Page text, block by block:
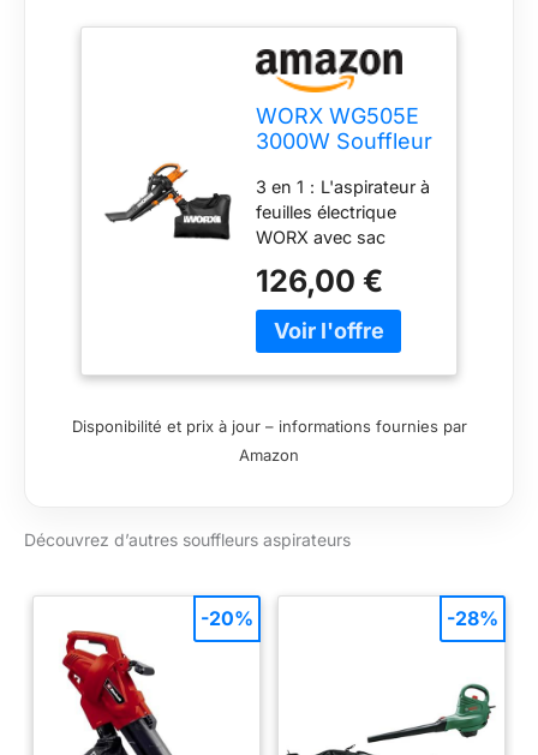
WORX WG505E
3000W Souffleur
Electrique
Aspirateur à
Feuilles 3 en 1
avec Sac
Collecteur de
45L, 335 km/h,
600 m³/h
3 en 1：L'aspirateur à
feuilles électrique
WORX avec sac
par sa fonction
pratique 3 en 1 :
souffleur à feuilles,
collecteur avec
Efficace : Le souffleur
roue de broyage
broyeur pour un
longue durée de vie
régulateur de vitesse
126,00 €
Disponibilité et prix à jour – informations fournies par
Amazon
Découvrez d’autres souffleurs aspirateurs
-20% -28%